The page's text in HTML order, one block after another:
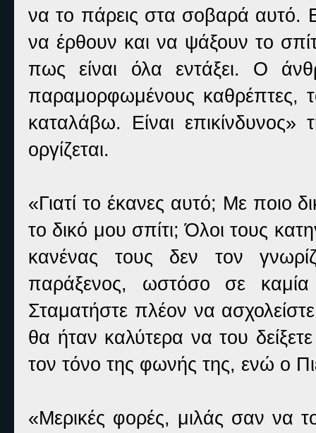
να το πάρεις στα σοβαρά
να έρθουν και να ψάξουν το
πως είναι όλα εντάξει. Ο
παραμορφωμένους καθρέπτες,
καταλάβω. Είναι
οργίζεται.
«Γιατί το έκανες αυτό; Με ποιο
το δικό μου σπίτι; Όλοι τους
κανένας τους δεν τον
παράξενος, ωστόσο σε
Σταματήστε πλέον να
θα ήταν καλύτερα να του
τον τόνο της φωνής της, ενώ ο
«Μερικές φορές, μιλάς σαν να